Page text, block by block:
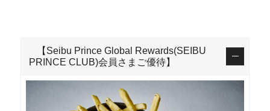
【Seibu Prince Global Rewards(SEIBU
PRINCE CLUB)会員さまご優待】